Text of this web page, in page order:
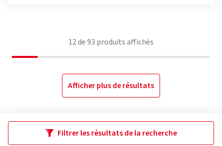
12de93 produits affichés
Afficher plus de résultats
Filtrer les résultats de la recherche